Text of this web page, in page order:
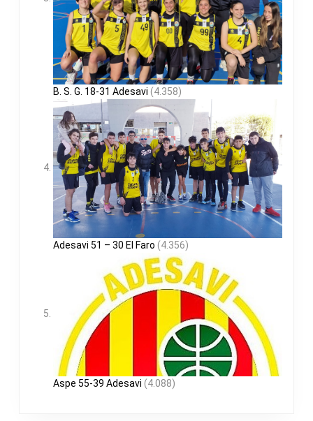
B. S. G. 18-31 Adesavi (4.358)
Adesavi 51 – 30 El Faro (4.356)
Aspe 55-39 Adesavi (4.088)